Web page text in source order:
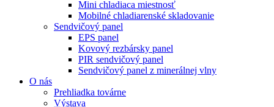
Mini chladiaca miestnosť
Mobilné chladiarenské skladovanie
Sendvičový panel
EPS panel
Kovový rezbársky panel
PIR sendvičový panel
Sendvičový panel z minerálnej vlny
O nás
Prehliadka továrne
Výstava